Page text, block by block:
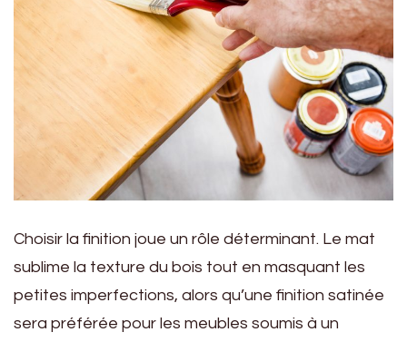
Choisir la finition joue un rôle déterminant. Le mat
sublime la texture du bois tout en masquant les
petites imperfections, alors qu’une finition satinée
sera préférée pour les meubles soumis à un